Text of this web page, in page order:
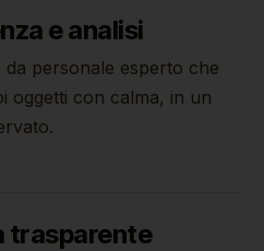
e analisi
da personale esperto che
oggetti con calma, in un
trasparente